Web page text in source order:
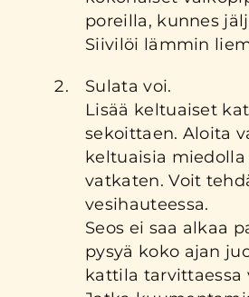
poreilla, kunnes
Siivilöi lämmin
Sulata voi.
Lisää keltuaiset
sekoittaen. Aloita
keltuaisia
vatkaten. Voit
vesihauteessa.
Seos ei saa alkaa
pysyä koko ajan
kattila tarvittaessa